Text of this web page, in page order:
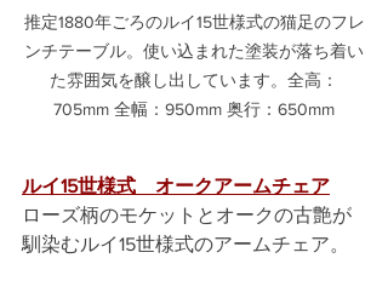
推定1880年ごろのルイ15世様式の猫足のフレ
ンチテーブル。使い込まれた塗装が落ち着い
た雰囲気を醸し出しています。全高：
705mm 全幅：950mm 奥行：650mm
ルイ15世様式　オークアームチェア
ローズ柄のモケットとオークの古艶が
馴染むルイ15世様式のアームチェア。